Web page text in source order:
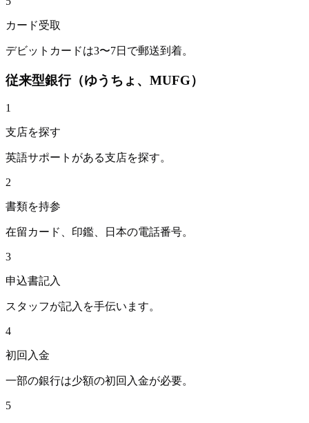
カード受取
デビットカードは3〜7日で郵送到着。
従来型銀行（ゆうちょ、MUFG）
1
支店を探す
英語サポートがある支店を探す。
2
書類を持参
在留カード、印鑑、日本の電話番号。
3
申込書記入
スタッフが記入を手伝います。
4
初回入金
一部の銀行は少額の初回入金が必要。
5